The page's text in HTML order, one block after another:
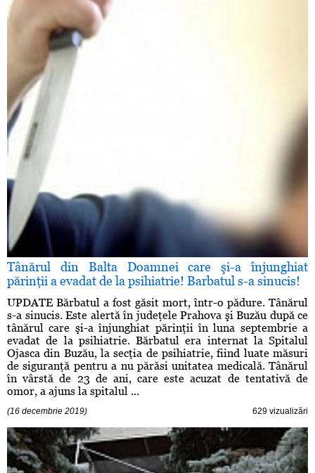
Tânărul din Balta Doamnei care şi-a înjunghiat
părinţii a evadat de la psihiatrie! Barbatul s-a sinucis!
UPDATE Bărbatul a fost găsit mort, într-o pădure. Tânărul
s-a sinucis. Este alertă în judeţele Prahova şi Buzău după ce
tânărul care şi-a înjunghiat părinţii în luna septembrie a
evadat de la psihiatrie. Bărbatul era internat la Spitalul
Ojasca din Buzău, la secţia de psihiatrie, fiind luate măsuri
de siguranţă pentru a nu părăsi unitatea medicală. Tânărul
în vârstă de 23 de ani, care este acuzat de tentativă de
omor, a ajuns la spitalul ...
(16 decembrie 2019) 629 vizualizări